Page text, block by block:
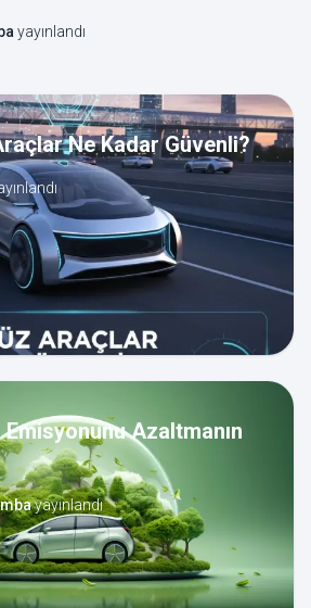
yayınlandı
Ne Kadar Güvenli?
Azaltmanın
yayınlandı